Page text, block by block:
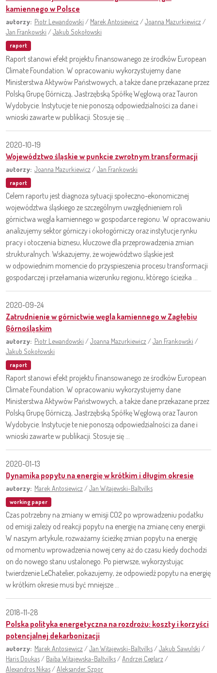
kamiennego w Polsce
autorzy: Piotr Lewandowski / Marek Antosiewicz /Joanna Mazurkiewicz /
Jan Frankowski /Jakub Sokołowski
raport
Raport stanowi efekt projektu finansowanego ze środków European
Climate Foundation. W opracowaniu wykorzystujemy dane
Ministerstwa Aktywów Państwowych, a także dane przekazane przez
Polską Grupę Górniczą, Jastrzębską Spółkę Węglową oraz Tauron
Wydobycie. Instytucje te nie ponoszą odpowiedzialności za dane i
wnioski zawarte w publikacji. Stosuje się ...
2020-10-19
Województwo śląskie w punkcie zwrotnym transformacji
autorzy: Joanna Mazurkiewicz /Jan Frankowski
raport
Celem raportu jest diagnoza sytuacji społeczno-ekonomicznej
województwa śląskiego ze szczególnym uwzględnieniem roli
górnictwa węgla kamiennego w gospodarce regionu. W opracowaniu
analizujemy sektor górniczy i okołogórniczy oraz instytucje rynku
pracy i otoczenia biznesu, kluczowe dla przeprowadzenia zmian
strukturalnych. Wskazujemy, że województwo śląskie jest
w odpowiednim momencie do przyspieszenia procesu transformacji
gospodarczej i przełamania wizerunku regionu, którego ścieżka ...
2020-09-24
Zatrudnienie w górnictwie węgla kamiennego w Zagłębiu
Górnośląskim
autorzy: Piotr Lewandowski /Joanna Mazurkiewicz /Jan Frankowski /
Jakub Sokołowski
raport
Raport stanowi efekt projektu finansowanego ze środków European
Climate Foundation. W opracowaniu wykorzystujemy dane
Ministerstwa Aktywów Państwowych, a także dane przekazane przez
Polską Grupę Górniczą, Jastrzębską Spółkę Węglową oraz Tauron
Wydobycie. Instytucje te nie ponoszą odpowiedzialności za dane i
wnioski zawarte w publikacji. Stosuje się ...
2020-01-13
Dynamika popytu na energię w krótkim i długim okresie
autorzy: Marek Antosiewicz /Jan Witajewski-Baltvilks
working paper
Czas potrzebny na zmiany w emisji CO2 po wprowadzeniu podatku
od emisji zależy od reakcji popytu na energię na zmianę ceny energii.
W naszym artykule, rozważamy ścieżkę zmian popytu na energię
od momentu wprowadzenia nowej ceny aż do czasu kiedy dochodzi
on do nowego stanu ustalonego. Po pierwsze, wykorzystując
twierdzenie LeChatelier, pokazujemy, że odpowiedź popytu na energię
w krótkim okresie musi być mniejsze ...
2018-11-28
Polska polityka energetyczna na rozdrożu: koszty i korzyści
potencjalnej dekarbonizacji
autorzy: Marek Antosiewicz /Jan Witajewski-Baltvilks /Jakub Sawulski /
Haris Doukas / Baiba Witajewska-Baltvilks /Andrzej Ceglarz /
Alexandros Nikas /Aleksander Szpor